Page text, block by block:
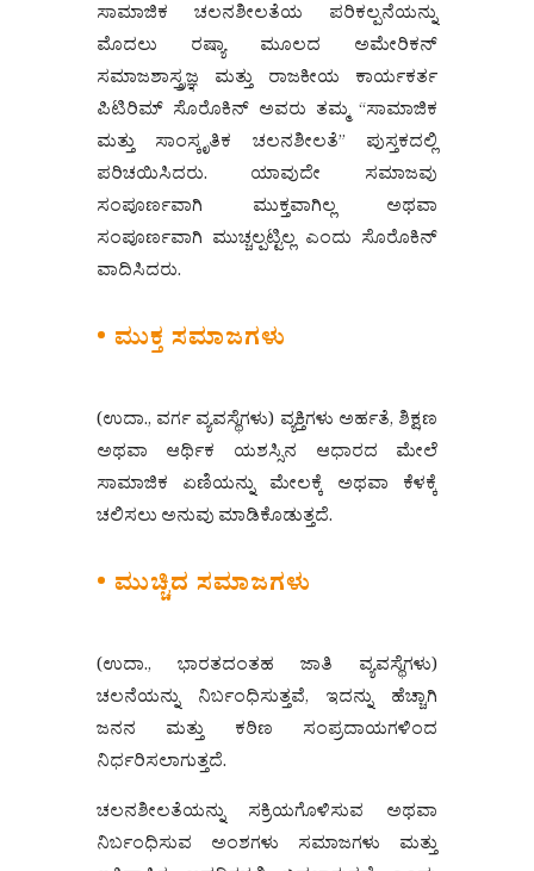
ಸಾಮಾಜಿಕ ಚಲನಶೀಲತೆಯ ಪರಿಕಲ್ಪನೆಯನ್ನು
ಮೊದಲು ರಷ್ಯಾ ಮೂಲದ ಅಮೇರಿಕನ್
ಸಮಾಜಶಾಸ್ತ್ರಜ್ಞ ಮತ್ತು ರಾಜಕೀಯ ಕಾರ್ಯಕರ್ತ
ಪಿಟಿರಿಮ್ ಸೊರೊಕಿನ್ ಅವರು ತಮ್ಮ “ಸಾಮಾಜಿಕ
ಮತ್ತು ಸಾಂಸ್ಕೃತಿಕ ಚಲನಶೀಲತೆ” ಪುಸ್ತಕದಲ್ಲಿ
ಪರಿಚಯಿಸಿದರು. ಯಾವುದೇ ಸಮಾಜವು
ಸಂಪೂರ್ಣವಾಗಿ ಮುಕ್ತವಾಗಿಲ್ಲ ಅಥವಾ
ಸಂಪೂರ್ಣವಾಗಿ ಮುಚ್ಚಲ್ಪಟ್ಟಿಲ್ಲ ಎಂದು ಸೊರೊಕಿನ್
ವಾದಿಸಿದರು.
• ಮುಕ್ತ ಸಮಾಜಗಳು
(ಉದಾ., ವರ್ಗ ವ್ಯವಸ್ಥೆಗಳು) ವ್ಯಕ್ತಿಗಳು ಅರ್ಹತೆ, ಶಿಕ್ಷಣ
ಅಥವಾ ಆರ್ಥಿಕ ಯಶಸ್ಸಿನ ಆಧಾರದ ಮೇಲೆ
ಸಾಮಾಜಿಕ ಏಣಿಯನ್ನು ಮೇಲಕ್ಕೆ ಅಥವಾ ಕೆಳಕ್ಕೆ
ಚಲಿಸಲು ಅನುವು ಮಾಡಿಕೊಡುತ್ತದೆ.
• ಮುಚ್ಚಿದ ಸಮಾಜಗಳು
(ಉದಾ., ಭಾರತದಂತಹ ಜಾತಿ ವ್ಯವಸ್ಥೆಗಳು)
ಚಲನೆಯನ್ನು ನಿರ್ಬಂಧಿಸುತ್ತವೆ, ಇದನ್ನು ಹೆಚ್ಚಾಗಿ
ಜನನ ಮತ್ತು ಕಠಿಣ ಸಂಪ್ರದಾಯಗಳಿಂದ
ನಿರ್ಧರಿಸಲಾಗುತ್ತದೆ.
ಚಲನಶೀಲತೆಯನ್ನು ಸಕ್ರಿಯಗೊಳಿಸುವ ಅಥವಾ
ನಿರ್ಬಂಧಿಸುವ ಅಂಶಗಳು ಸಮಾಜಗಳು ಮತ್ತು